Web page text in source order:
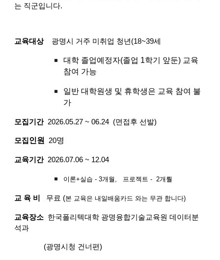
는 직군입니다.
교육대상광명시 거주 미취업 청년(18~39세
대학 졸업예정자(졸업 1학기 앞둔) 교육
참여 가능
일반 대학원생 및 휴학생은 교육 참여 불
가
모집기간2026.05.27 ~ 06.24 (면접후 선발)
모집인원 20명
교육기간2026.07.06 ~ 12.04
이론+실습 - 3개월, 프로젝트 - 2개뤌
교 육 비 무료 (본 교육은 내일배움카드 와는 무관 합니다)
교육장소 한국폴리텍대학 광명융합기술교육원 데이터분
석과
(광명시청 건너편)